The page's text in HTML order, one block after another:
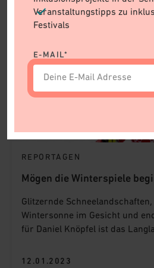
REPORTAGEN
Mögen die Winterspiele
Glitzernde
Wintersonne im Gesicht und
für Daniel Knöpfel ist das
Winterspielen von Special
12.01.2023
Veranstaltungstipps zu
Festivals
E-MAIL*